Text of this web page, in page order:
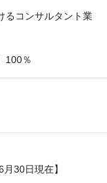
るコンサルタント業
100％
30日現在】